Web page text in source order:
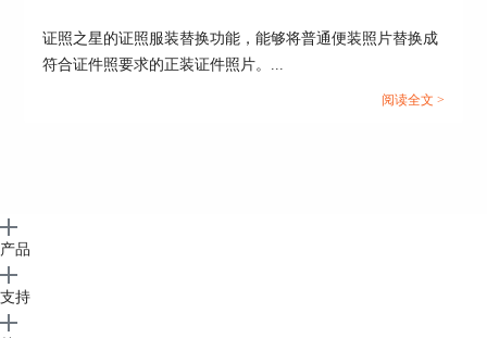
证照之星的证照服装替换功能，能够将普通便装照片替换成
符合证件照要求的正装证件照片。...
阅读全文 >
产品
支持